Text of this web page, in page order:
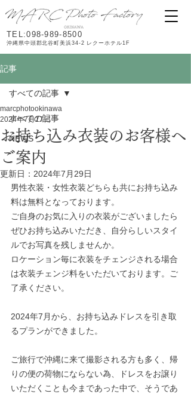
TEL:098-989-8500
沖縄県中頭郡北谷町美浜34-2 レクーホテル1F
記事
すべての記事
NEWS
すべての記事
お持ち込み衣装のお客様へ
ご案内
marcphotookinawa
2024年7月17日
更新日： 2024年7月29日
男性衣装・女性衣装どちらも共にお持ち込み
料は無料となっております。
ご自身のお気に入りの衣装がございましたら
ぜひお持ち込みいただき、自分らしいスタイ
ルでお写真を残しませんか。
ロケーション毎に衣装をチェンジされる場合
は衣装チェンジ料をいただいております。ご
了承ください。
2024年7月から、お持ち込みドレスを引き取
るプランができました。
ご旅行で沖縄に来て撮影される方も多く、帰
りの便の荷物にならない為、ドレスをお譲り
いただくことも今まであった中で、そうであ